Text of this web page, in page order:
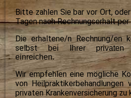
Bitte zahlen Sie bar vor Ort,
Tagen nach Rechnungserhalt
Die erhaltene/n Rechnung/en
selbstbei Ihrer privaten
einreichen.
Wir empfehlen eine mögliche
von Heilpraktikerbehandlungen
privaten Krankenversicherung zu